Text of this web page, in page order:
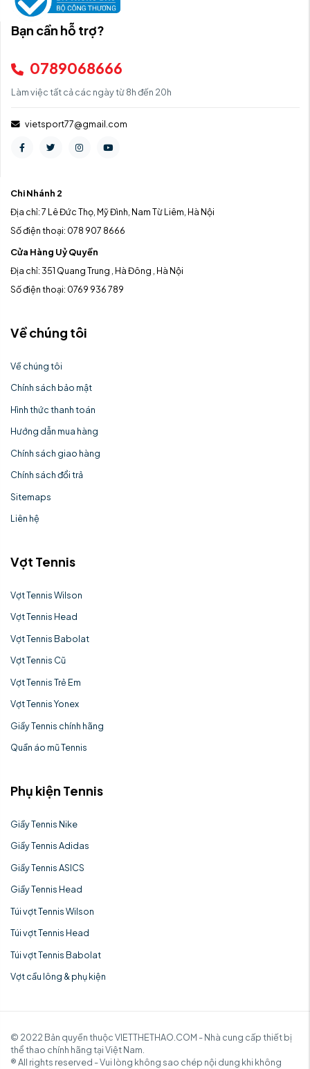
Bạn cần hỗ trợ?
0789068666
Làm việc tất cả các ngày từ 8h đến 20h
vietsport77@gmail.com
Chi Nhánh 2
Địa chỉ: 7 Lê Đức Thọ, Mỹ Đình, Nam Từ Liêm, Hà Nội
Số điện thoại: 078 907 8666
Cửa Hàng Uỷ Quyền
Địa chỉ: 351 Quang Trung , Hà Đông , Hà Nội
Số điện thoại: 0769 936 789
Về chúng tôi
Về chúng tôi
Chính sách bảo mật
Hình thức thanh toán
Hướng dẫn mua hàng
Chính sách giao hàng
Chính sách đổi trả
Sitemaps
Liên hệ
Vợt Tennis
Vợt Tennis Wilson
Vợt Tennis Head
Vợt Tennis Babolat
Vợt Tennis Cũ
Vợt Tennis Trẻ Em
Vợt Tennis Yonex
Giầy Tennis chính hãng
Quần áo mũ Tennis
Phụ kiện Tennis
Giầy Tennis Nike
Giầy Tennis Adidas
Giầy Tennis ASICS
Giầy Tennis Head
Túi vợt Tennis Wilson
Túi vợt Tennis Head
Túi vợt Tennis Babolat
Vợt cầu lông & phụ kiện
© 2022 Bản quyền thuộc VIETTHETHAO.COM - Nhà cung cấp thiết bị
thể thao chính hãng tại Việt Nam.
® All rights reserved - Vui lòng không sao chép nội dung khi không